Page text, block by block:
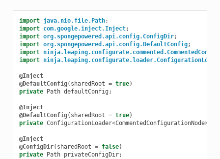
import java.nio.file.Path;
import com.google.inject.Inject;
import org.spongepowered.api.config.ConfigDir;
import org.spongepowered.api.config.DefaultConfig;
import
import
@Inject
@DefaultConfig( sharedRoot = true)
private
Path defaultConfig ;
@Inject
@DefaultConfig( sharedRoot = true)
private ConfigurationLoader<CommentedConfigurationNode>
@Inject
@ConfigDir( sharedRoot = false)
private
Path privateConfigDir;